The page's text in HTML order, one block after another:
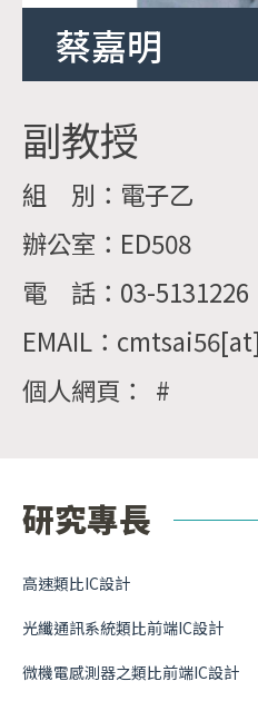
蔡嘉明
副教授
組 別：電子乙
辦公室：ED508
電 話：03-5131226
EMAIL：
個人網頁： #
研究專長
高速類比IC設計
光纖通訊系統類比前端IC設計
微機電感測器之類比前端IC設計